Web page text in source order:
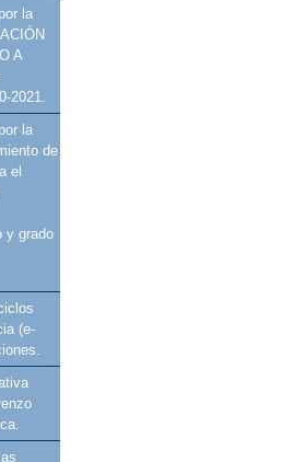
la
A
2021.
la
de
el
y grado
(e-